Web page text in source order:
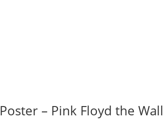
Poster – Pink Floyd the Wall